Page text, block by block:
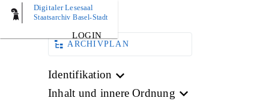
Digitaler Lesesaal
Staatsarchiv Basel-Stadt
LOGIN
BILD
ARCHIVPLAN
Identifikation
Inhalt und innere Ordnung